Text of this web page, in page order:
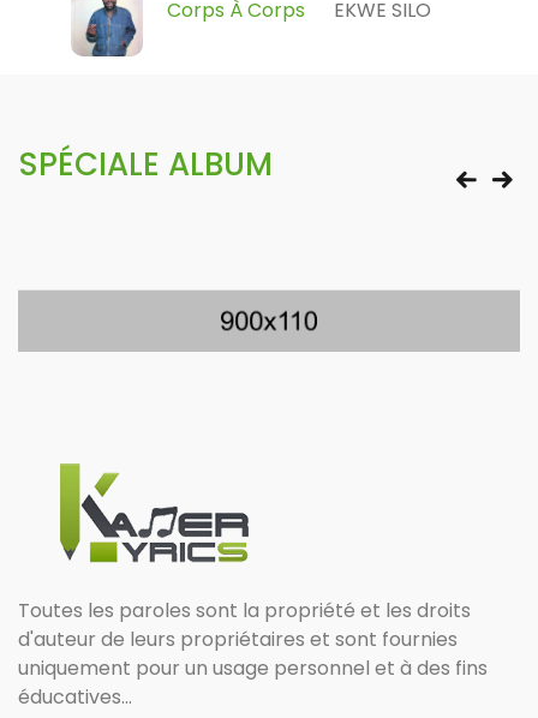
Corps À Corps EKWE SILO
SPÉCIALE ALBUM
Toutes les paroles sont la propriété et les droits
d'auteur de leurs propriétaires et sont fournies
uniquement pour un usage personnel et à des fins
éducatives...